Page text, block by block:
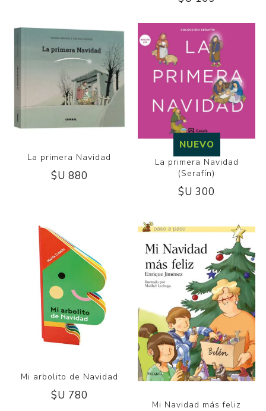
La primera Navidad
$U 880
NUEVO
La primera Navidad
(Serafín)
$U 300
Mi arbolito de Navidad
$U 780
Mi Navidad más feliz